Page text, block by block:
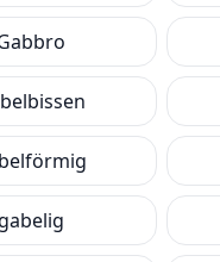
gabelig